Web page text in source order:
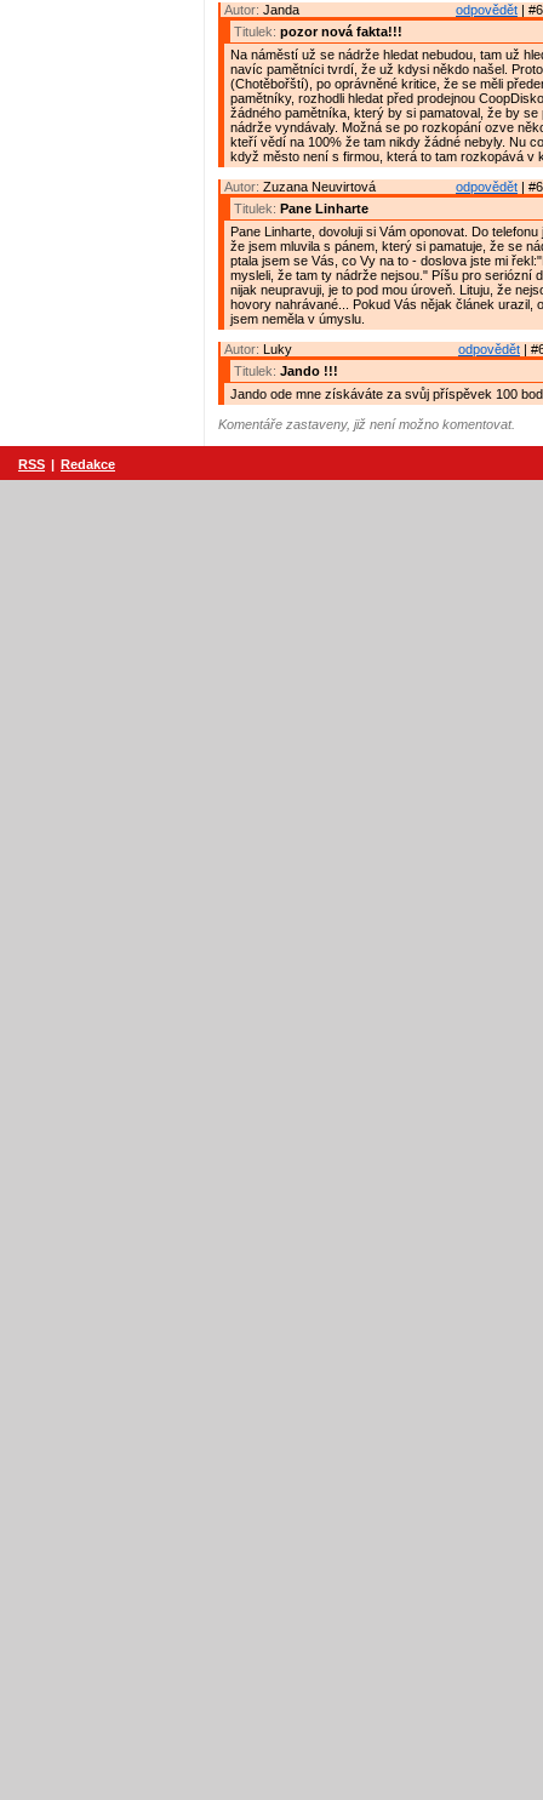
odpovědět |
Autor: Janda
Titulek: pozor nová fakta!!!
Na náměstí už se nádrže hledat nebudou, tam už
navíc pamětníci tvrdí, že už kdysi někdo našel.
(Chotěbořští), po oprávněné kritice, že se měli
pamětníky, rozhodli hledat před prodejnou
žádného pamětníka, který by si pamatoval, že by se
nádrže vyndávaly. Možná se po rozkopání ozve
kteří vědí na 100% že tam nikdy žádné nebyly. Nu
když město není s firmou, která to tam rozkopává v
odpovědět |
Autor: Zuzana Neuvirtová
Titulek: Pane Linharte
Pane Linharte, dovoluji si Vám oponovat. Do
že jsem mluvila s pánem, který si pamatuje, že se
ptala jsem se Vás, co Vy na to - doslova jste mi
mysleli, že tam ty nádrže nejsou." Píšu pro seriózní
nijak neupravuji, je to pod mou úroveň. Lituju, že
hovory nahrávané... Pokud Vás nějak článek urazil,
jsem neměla v úmyslu.
odpovědět |
Autor: Luky
Titulek: Jando !!!
Jando ode mne získáváte za svůj příspěvek 100
Komentáře zastaveny, již není možno komentovat.
RSS | Redakce